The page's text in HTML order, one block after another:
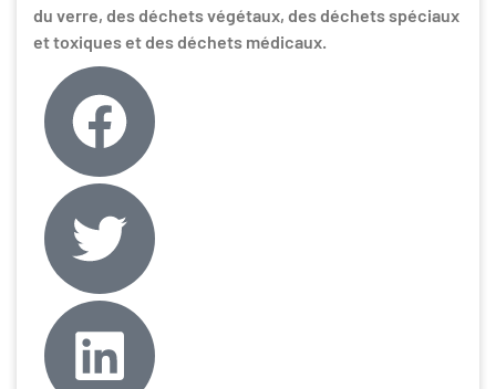
du verre, des déchets végétaux, des déchets spéciaux
et toxiques et des déchets médicaux.